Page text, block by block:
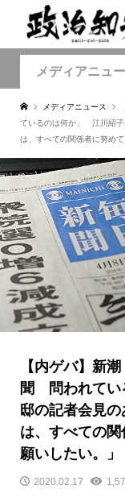
メディアニュ
メディアニュース
ているのは何か」 江川紹子
は、すべての関係者に努め
【内ゲバ】新
聞 問われてい
邸の記者会見
は、すべての
願いしたい。」
2020.02.17